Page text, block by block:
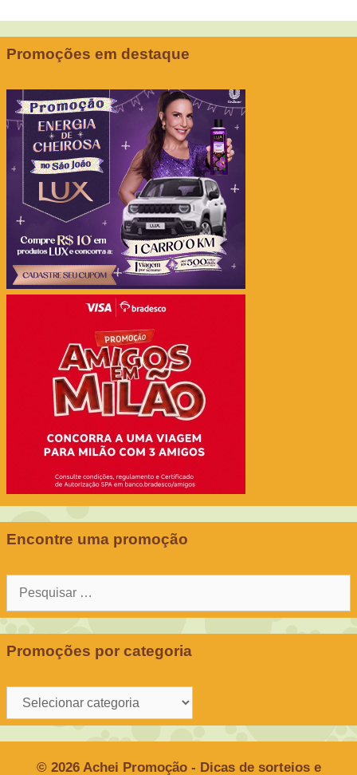
Promoções em destaque
Encontre uma promoção
Pesquisar
Promoções por categoria
Promoções
por
© 2026 Achei Promoção - Dicas de sorteios e